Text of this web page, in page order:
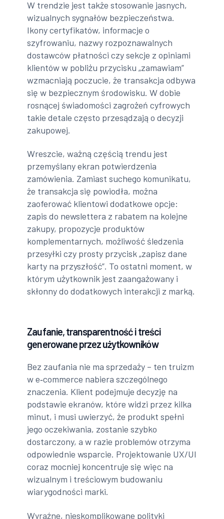
W trendzie jest także stosowanie jasnych,
wizualnych sygnałów bezpieczeństwa.
Ikony certyfikatów, informacje o
szyfrowaniu, nazwy rozpoznawalnych
dostawców płatności czy sekcje z opiniami
klientów w pobliżu przycisku „zamawiam”
wzmacniają poczucie, że transakcja odbywa
się w bezpiecznym środowisku. W dobie
rosnącej świadomości zagrożeń cyfrowych
takie detale często przesądzają o decyzji
zakupowej.
Wreszcie, ważną częścią trendu jest
przemyślany ekran potwierdzenia
zamówienia. Zamiast suchego komunikatu,
że transakcja się powiodła, można
zaoferować klientowi dodatkowe opcje:
zapis do newslettera z rabatem na kolejne
zakupy, propozycje produktów
komplementarnych, możliwość śledzenia
przesyłki czy prosty przycisk „zapisz dane
karty na przyszłość”. To ostatni moment, w
którym użytkownik jest zaangażowany i
skłonny do dodatkowych interakcji z marką.
Zaufanie, transparentność i treści
generowane przez użytkowników
Bez zaufania nie ma sprzedaży – ten truizm
w e‑commerce nabiera szczególnego
znaczenia. Klient podejmuje decyzję na
podstawie ekranów, które widzi przez kilka
minut, i musi uwierzyć, że produkt spełni
jego oczekiwania, zostanie szybko
dostarczony, a w razie problemów otrzyma
odpowiednie wsparcie. Projektowanie UX/UI
coraz mocniej koncentruje się więc na
wizualnym i treściowym budowaniu
wiarygodności marki.
Wyraźne, nieskomplikowane polityki